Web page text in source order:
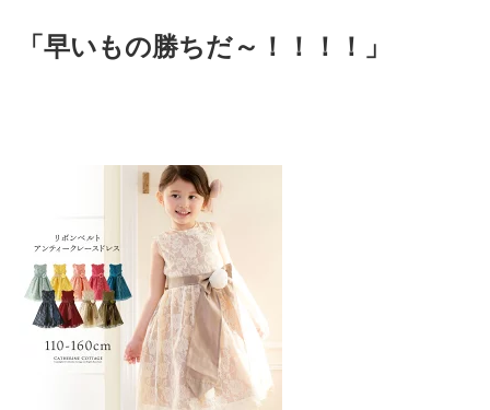
「早いもの勝ちだ～！！！！」